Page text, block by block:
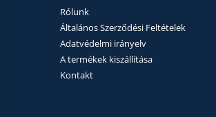
Rólunk
Általános Szerződési Feltételek
Adatvédelmi irányelv
A termékek kiszállítása
Kontakt